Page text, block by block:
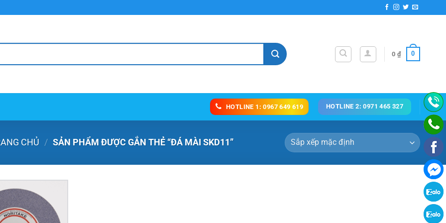
0 ₫ 0
HOTLINE 1: 0967 649 619 HOTLINE 2: 0971 465 327
CHỦ / SẢN PHẨM ĐƯỢC GẮN THẺ “ĐÁ MÀI SKD11”